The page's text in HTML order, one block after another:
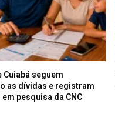
Cuiabá seguem
as dívidas e registram
pesquisa da CNC